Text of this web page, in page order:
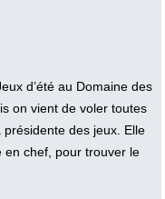
d’été au Domaine des
on vient de voler toutes
des jeux. Elle
en chef, pour trouver le